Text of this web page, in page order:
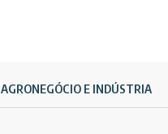
AGRONEGÓCIO E INDÚSTRIA